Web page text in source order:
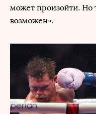
может произойти. Но
возможен».